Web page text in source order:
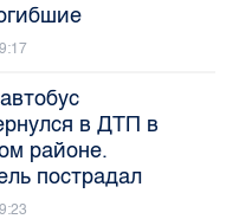
в ДТП в
районе.
пострадал